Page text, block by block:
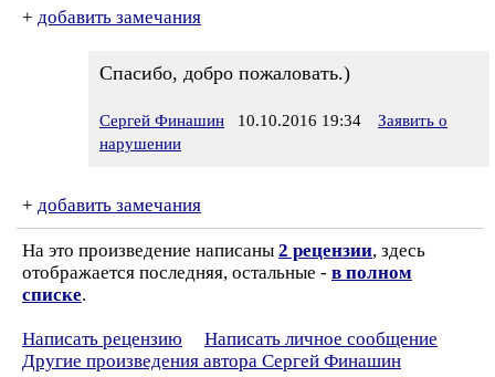
+ добавить замечания
Спасибо, добро пожаловать.)
Сергей Финашин 10.10.2016 19:34
Заявить о
нарушении
+ добавить замечания
На это произведение написаны 2 рецензии, здесь
отображается последняя, остальные - в полном
списке.
Написать рецензию
Написать личное сообщение
Другие произведения автора Сергей Финашин